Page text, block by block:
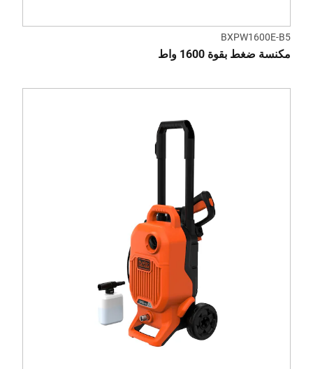
BXPW1600E-B5
مكنسة ضغط بقوة 1600 واط